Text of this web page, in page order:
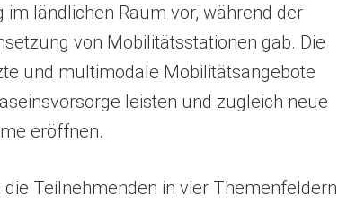
ländlichen Raum vor, während der
von Mobilitätsstationen gab. Die
und multimodale Mobilitätsangebote
leisten und zugleich neue
eröffnen.
Teilnehmenden in vier Themenfeldern